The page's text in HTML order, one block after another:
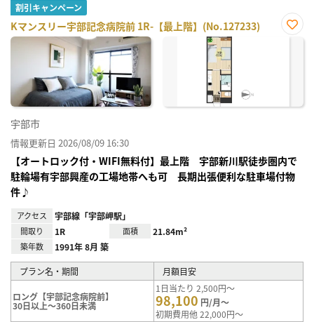
割引キャンペーン
Kマンスリー宇部記念病院前 1R-【最上階】(No.127233)
お気
宇部市
情報更新日 2026/08/09 16:30
【オートロック付・WIFI無料付】最上階 宇部新川駅徒歩圏内で
駐輪場有宇部興産の工場地帯へも可 長期出張便利な駐車場付物
件♪
アクセス 宇部線「宇部岬駅」
間取り 1R 面積 21.84m²
築年数 1991年 8月 築
プラン名・期間 月額目安
ロング【宇部記念病院前】
30日以上～360日未満
1日当たり 2,500円～
98,100 円/月～
初期費用他 22,000円～